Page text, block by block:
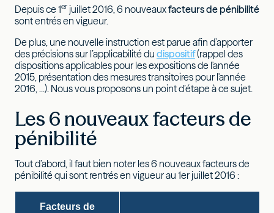
Depuis ce 1er juillet 2016, 6 nouveauxfacteurs de pénibilité
sont entrés en vigueur.
De plus, une nouvelle instruction est parue afin d’apporter
des précisions sur l’applicabilité du dispositif(rappel des
dispositions applicables pour les expositions de l'année
2015, présentation des mesures transitoires pour l'année
2016, ...). Nous vous proposons un point d’étape à ce sujet.
Les 6 nouveaux facteurs de
pénibilité
Tout d’abord, il faut bien noter les 6 nouveaux facteurs de
pénibilité qui sont rentrés en vigueur au 1er juillet 2016 :
Facteurs de